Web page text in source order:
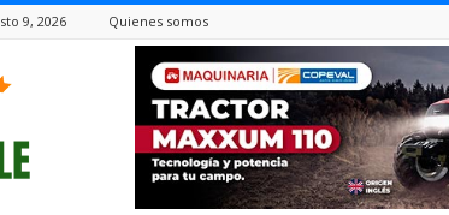
9, 2026 Quienes somos